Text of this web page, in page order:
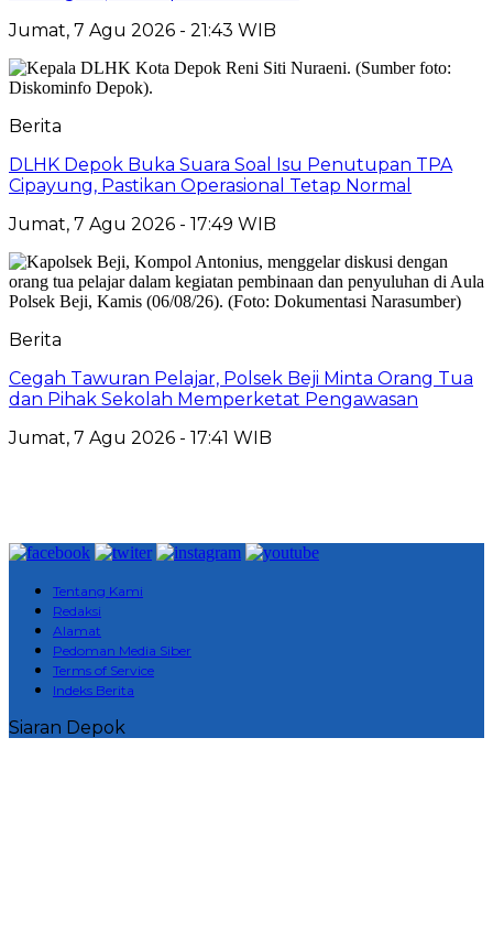
Jumat, 7 Agu 2026 - 21:43 WIB
Berita
DLHK Depok Buka Suara Soal Isu Penutupan TPA
Cipayung, Pastikan Operasional Tetap Normal
Jumat, 7 Agu 2026 - 17:49 WIB
Berita
Cegah Tawuran Pelajar, Polsek Beji Minta Orang Tua
dan Pihak Sekolah Memperketat Pengawasan
Jumat, 7 Agu 2026 - 17:41 WIB
Tentang Kami
Redaksi
Alamat
Pedoman Media Siber
Terms of Service
Indeks Berita
Siaran Depok